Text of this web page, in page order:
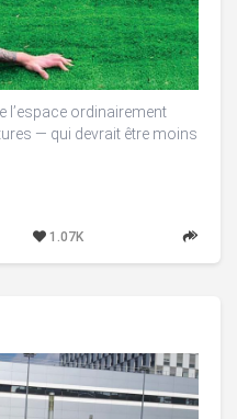
l’espace ordinairement
— qui devrait être moins
1.07K